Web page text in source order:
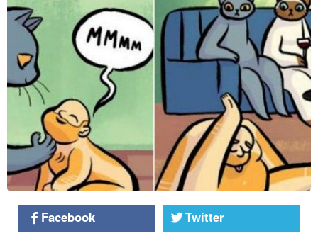
Facebook
Twitter